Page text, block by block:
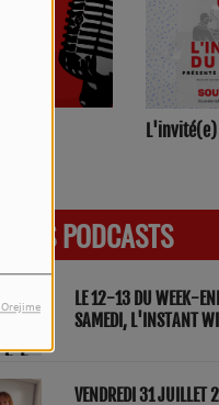
L'invité(e)
PODCASTS
LE 12-13 DU WEEK-
SAMEDI, L'INSTANT
VENDREDI 31